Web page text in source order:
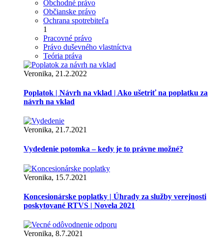
Obchodné právo
Občianske právo
Ochrana spotrebiteľa
1
Pracovné právo
Právo duševného vlastníctva
Teória práva
Veronika, 21.2.2022
Poplatok | Návrh na vklad | Ako ušetriť na poplatku za
návrh na vklad
Veronika, 21.7.2021
Vydedenie potomka – kedy je to právne možné?
Veronika, 15.7.2021
Koncesionárske poplatky | Úhrady za služby verejnosti
poskytované RTVS | Novela 2021
Veronika, 8.7.2021